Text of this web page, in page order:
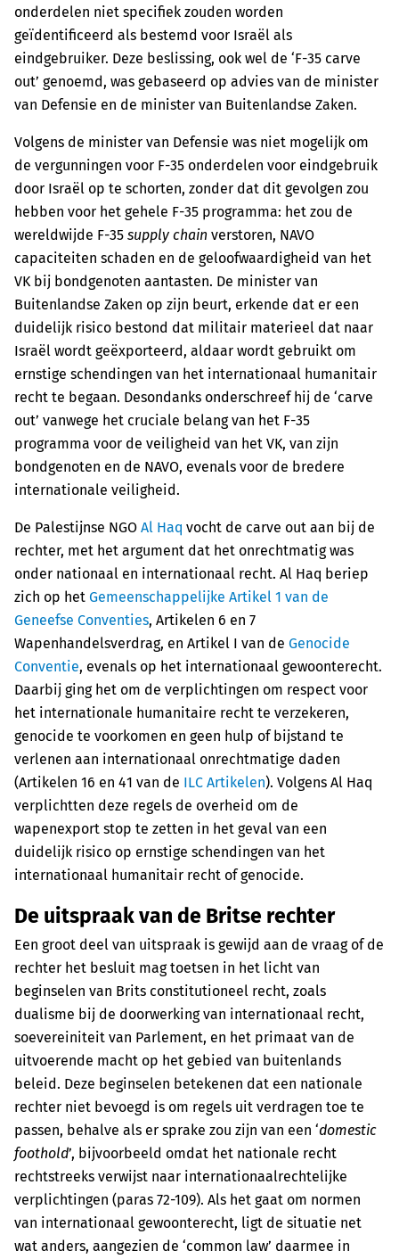
onderdelen niet specifiek zouden worden
geïdentificeerd als bestemd voor Israël als
eindgebruiker. Deze beslissing, ook wel de ‘F-35 carve
out’ genoemd, was gebaseerd op advies van de minister
van Defensie en de minister van Buitenlandse Zaken.
Volgens de minister van Defensie was niet mogelijk om
de vergunningen voor F-35 onderdelen voor eindgebruik
door Israël op te schorten, zonder dat dit gevolgen zou
hebben voor het gehele F-35 programma: het zou de
wereldwijde F-35 supply chain verstoren, NAVO
capaciteiten schaden en de geloofwaardigheid van het
VK bij bondgenoten aantasten. De minister van
Buitenlandse Zaken op zijn beurt, erkende dat er een
duidelijk risico bestond dat militair materieel dat naar
Israël wordt geëxporteerd, aldaar wordt gebruikt om
ernstige schendingen van het internationaal humanitair
recht te begaan. Desondanks onderschreef hij de ‘carve
out’ vanwege het cruciale belang van het F-35
programma voor de veiligheid van het VK, van zijn
bondgenoten en de NAVO, evenals voor de bredere
internationale veiligheid.
De Palestijnse NGO Al Haq vocht de carve out aan bij de
rechter, met het argument dat het onrechtmatig was
onder nationaal en internationaal recht. Al Haq beriep
zich op het Gemeenschappelijke Artikel 1 van de
Geneefse Conventies, Artikelen 6 en 7
Wapenhandelsverdrag, en Artikel I van de Genocide
Conventie, evenals op het internationaal gewoonterecht.
Daarbij ging het om de verplichtingen om respect voor
het internationale humanitaire recht te verzekeren,
genocide te voorkomen en geen hulp of bijstand te
verlenen aan internationaal onrechtmatige daden
(Artikelen 16 en 41 van de ILC Artikelen). Volgens Al Haq
verplichtten deze regels de overheid om de
wapenexport stop te zetten in het geval van een
duidelijk risico op ernstige schendingen van het
internationaal humanitair recht of genocide.
De uitspraak van de Britse rechter
Een groot deel van uitspraak is gewijd aan de vraag of de
rechter het besluit mag toetsen in het licht van
beginselen van Brits constitutioneel recht, zoals
dualisme bij de doorwerking van internationaal recht,
soevereiniteit van Parlement, en het primaat van de
uitvoerende macht op het gebied van buitenlands
beleid. Deze beginselen betekenen dat een nationale
rechter niet bevoegd is om regels uit verdragen toe te
passen, behalve als er sprake zou zijn van een ‘domestic
foothold’, bijvoorbeeld omdat het nationale recht
rechtstreeks verwijst naar internationaalrechtelijke
verplichtingen (paras 72-109). Als het gaat om normen
van internationaal gewoonterecht, ligt de situatie net
wat anders, aangezien de ‘common law’ daarmee in